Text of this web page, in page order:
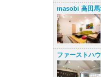
masobi 高田馬
ファーストハ